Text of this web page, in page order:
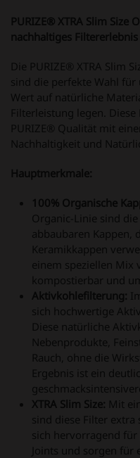
PURIZE® XTRA Slim Size
nachhaltiges Filtererlebnis
Die PURIZE® XTRA Slim
sind die perfekte Wahl für
Wert auf natürliche
Filterleistung legen.
PURIZE® Qualität mit
Nachhaltigkeit und
Hauptmerkmale:
100% Organische
Organic-Linie sind
abbaubaren Kappen,
Keramikkappen
einem speziellen Mix
kompostierbar und
Aktivkohlefilterung:
sich hochwertige
Diese natürliche
Nebenprodukte,
Rauch, ohne die
Ergebnis ist ein
XTRA Slim Size: Mit
sind diese Filter extra
sich hervorragend
Joints und sorgen